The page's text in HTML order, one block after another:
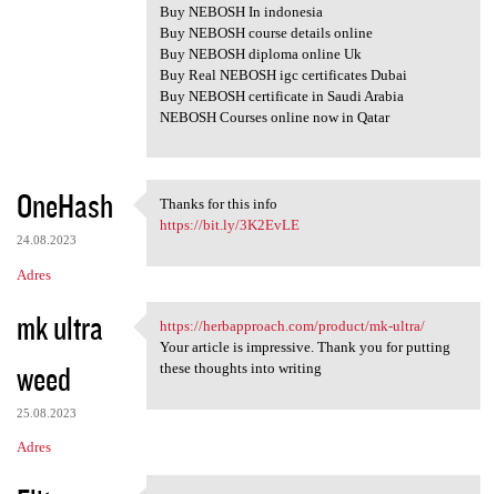
Buy NEBOSH In indonesia
Buy NEBOSH course details online
Buy NEBOSH diploma online Uk
Buy Real NEBOSH igc certificates Dubai
Buy NEBOSH certificate in Saudi Arabia
NEBOSH Courses online now in Qatar
OneHash
24.08.2023
Adres
Thanks for this info
Thanks for this info
https://bit.ly/3K2EvLE
mk ultra
weed
25.08.2023
Adres
https://herbapproach.com
https://herbapproach.com/product/mk-ultra/
Your article is impressive. Thank you for putting
these thoughts into writing